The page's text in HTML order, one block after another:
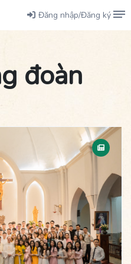
Đăng nhập/Đăng ký
đoàn